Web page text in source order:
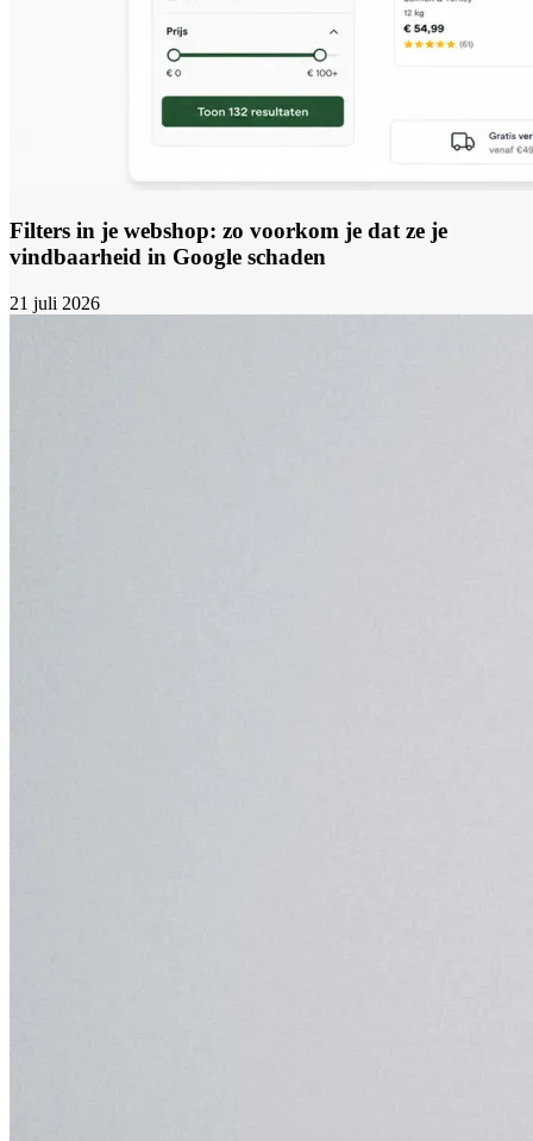
Filters in je webshop: zo voorkom je dat ze je
vindbaarheid in Google schaden
21 juli 2026